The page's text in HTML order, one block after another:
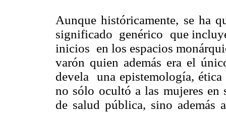
Aunque históricamente, se ha
significado genérico que
inicios en los espacios
varón quien además era el
devela una epistemología,
no sólo ocultó a las mujeres
de salud pública, sino además